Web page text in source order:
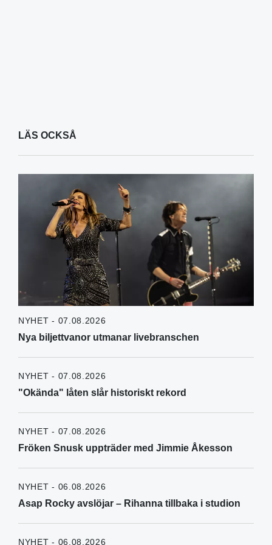
LÄS OCKSÅ
NYHET - 07.08.2026
Nya biljettvanor utmanar livebranschen
NYHET - 07.08.2026
"Okända" låten slår historiskt rekord
NYHET - 07.08.2026
Fröken Snusk uppträder med Jimmie Åkesson
NYHET - 06.08.2026
Asap Rocky avslöjar – Rihanna tillbaka i studion
NYHET - 06.08.2026